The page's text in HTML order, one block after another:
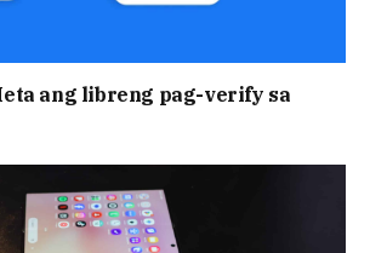
ang libreng pag-verify sa